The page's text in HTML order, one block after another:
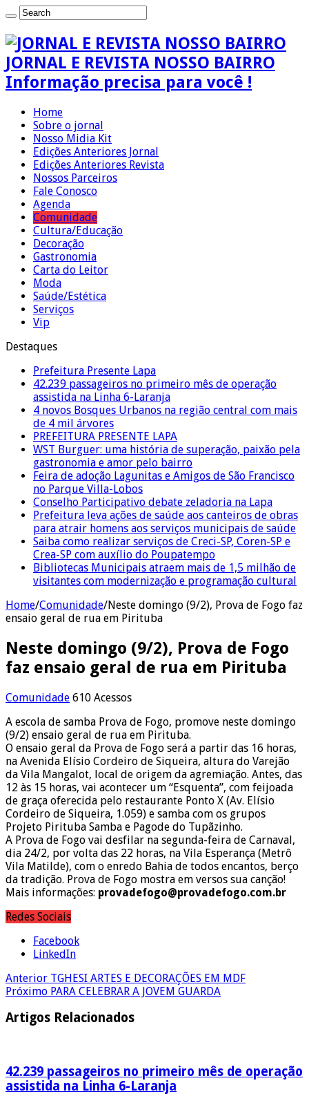
JORNAL E REVISTA NOSSO BAIRRO
Informação precisa para você !
Home
Sobre o jornal
Nosso Midia Kit
Edições Anteriores Jornal
Edições Anteriores Revista
Nossos Parceiros
Fale Conosco
Agenda
Comunidade
Cultura/Educação
Decoração
Gastronomia
Carta do Leitor
Moda
Saúde/Estética
Serviços
Vip
Destaques
Prefeitura Presente Lapa
42.239 passageiros no primeiro mês de operação
assistida na Linha 6-Laranja
4 novos Bosques Urbanos na região central com mais
de 4 mil árvores
PREFEITURA PRESENTE LAPA
WST Burguer: uma história de superação, paixão pela
gastronomia e amor pelo bairro
Feira de adoção Lagunitas e Amigos de São Francisco
no Parque Villa-Lobos
Conselho Participativo debate zeladoria na Lapa
Prefeitura leva ações de saúde aos canteiros de obras
para atrair homens aos serviços municipais de saúde
Saiba como realizar serviços de Creci-SP, Coren-SP e
Crea-SP com auxílio do Poupatempo
Bibliotecas Municipais atraem mais de 1,5 milhão de
visitantes com modernização e programação cultural
Home/Comunidade/Neste domingo (9/2), Prova de Fogo faz
ensaio geral de rua em Pirituba
Neste domingo (9/2), Prova de Fogo
faz ensaio geral de rua em Pirituba
Comunidade 610 Acessos
A escola de samba Prova de Fogo, promove neste domingo
(9/2) ensaio geral de rua em Pirituba.
O ensaio geral da Prova de Fogo será a partir das 16 horas,
na Avenida Elísio Cordeiro de Siqueira, altura do Varejão
da Vila Mangalot, local de origem da agremiação. Antes, das
12 às 15 horas, vai acontecer um “Esquenta”, com feijoada
de graça oferecida pelo restaurante Ponto X (Av. Elísio
Cordeiro de Siqueira, 1.059) e samba com os grupos
Projeto Pirituba Samba e Pagode do Tupãzinho.
A Prova de Fogo vai desfilar na segunda-feira de Carnaval,
dia 24/2, por volta das 22 horas, na Vila Esperança (Metrô
Vila Matilde), com o enredo Bahia de todos encantos, berço
da tradição. Prova de Fogo mostra em versos sua canção!
Mais informações: provadefogo@provadefogo.com.br
Redes Sociais
Facebook
LinkedIn
Anterior TGHESI ARTES E DECORAÇÕES EM MDF
Próximo PARA CELEBRAR A JOVEM GUARDA
Artigos Relacionados
42.239 passageiros no primeiro mês de operação
assistida na Linha 6-Laranja